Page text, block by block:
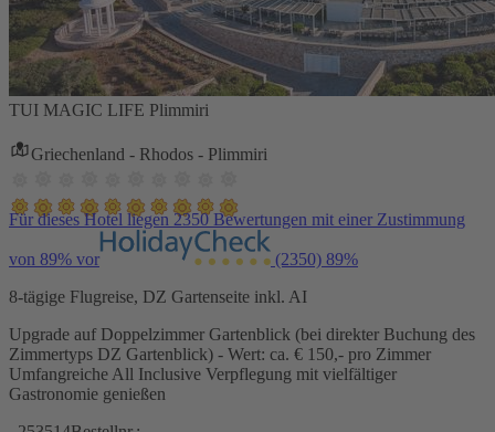
TUI MAGIC LIFE Plimmiri
Griechenland - Rhodos - Plimmiri
Für dieses Hotel liegen 2350 Bewertungen mit einer Zustimmung
von 89% vor (2350) 89%
8-tägige Flugreise, DZ Gartenseite inkl. AI
Upgrade auf Doppelzimmer Gartenblick (bei direkter Buchung des
Zimmertyps DZ Gartenblick) - Wert: ca. € 150,- pro Zimmer
Umfangreiche All Inclusive Verpflegung mit vielfältiger
Gastronomie genießen